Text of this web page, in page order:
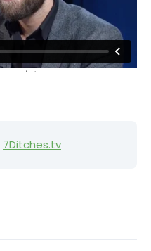
7Ditches.tv